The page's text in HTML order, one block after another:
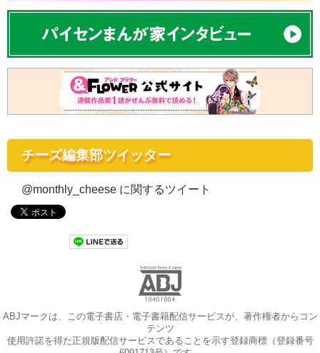
チーズ編集部ツイッター
@monthly_cheese に関するツイート
ABJマークは、この電子書店・電子書籍配信サービスが、著作権者からコン
テンツ
使用許諾を得た正規版配信サービスであることを示す登録商標（登録番号